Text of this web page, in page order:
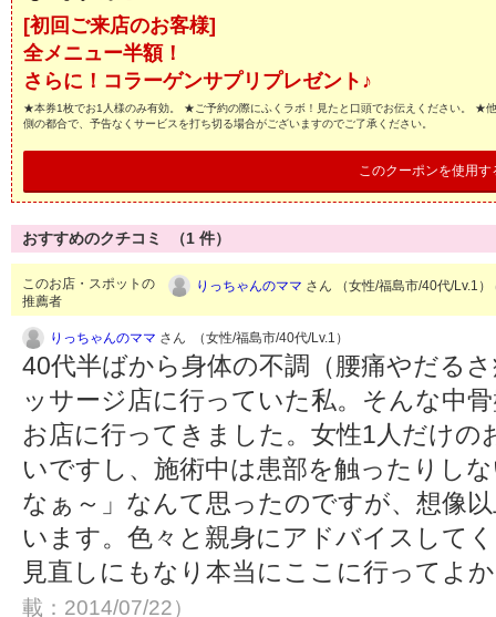
[初回ご来店のお客様]
全メニュー半額！
さらに！コラーゲンサプリプレゼント♪
★本券1枚でお1人様のみ有効。 ★ご予約の際にふくラボ！見たと口頭でお伝えください。 ★
側の都合で、予告なくサービスを打ち切る場合がございますのでご了承ください。
このクーポンを使用す
おすすめのクチコミ （1 件）
このお店・スポットの
推薦者
りっちゃんのママ さん （女性/福島市/40代/Lv.1）
りっちゃんのママ さん （女性/福島市/40代/Lv.1）
40代半ばから身体の不調（腰痛やだる
ッサージ店に行っていた私。そんな中
お店に行ってきました。女性1人だけの
いですし、施術中は患部を触ったりし
なぁ～」なんて思ったのですが、想像
います。色々と親身にアドバイスして
見直しにもなり本当にここに行ってよ
載：2014/07/22）